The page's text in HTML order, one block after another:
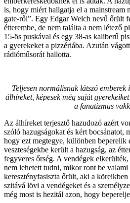
is, hogy miért hallgatja el a mainstream
gate-ről”. Egy Edgar Welch nevű őrült
étterembe, de nem találta a nem létező
15-ös puskával és egy 38-as kaliberű
a gyerekeket a pizzériába. Azután
rádióműsorát hallotta.
Teljesen normálisnak látszó emberek
álhíreket, képesek még saját
a fanatizmus
Az álhíreket terjesztő hazudozó azért
szóló hazugságokat és kért bocsánatot,
hogy ezt megtegye, különben beperelik
veszteségekbe került a hazugság, az
fegyveres őrség. A vendégek
nem lehetett tudni, mikor ront be
keresztényfasiszta őrült, aki a
szitává lövi a vendégeket és a
még most is hezitál azon, hogy